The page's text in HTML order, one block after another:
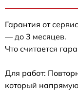
Гарантия от
— до 3 месяцев.
Что считается
Для работ:
который